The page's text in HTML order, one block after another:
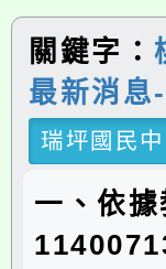
關鍵字：
最新消息
瑞坪國民
一、依